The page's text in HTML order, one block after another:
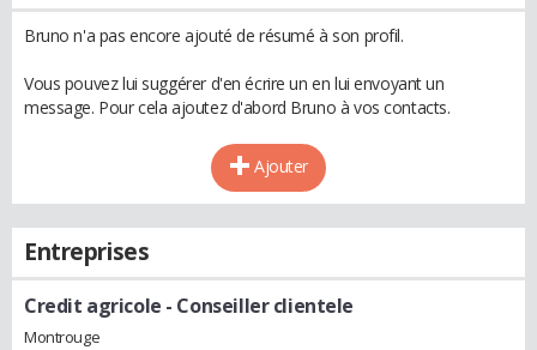
Bruno n'a pas encore ajouté de résumé à son profil.
Vous pouvez lui suggérer d'en écrire un en lui envoyant un
message. Pour cela ajoutez d'abord Bruno à vos contacts.
Ajouter
Entreprises
Credit agricole - Conseiller clientele
Montrouge